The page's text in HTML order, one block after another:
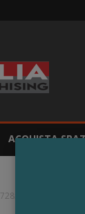
ACQUISTA